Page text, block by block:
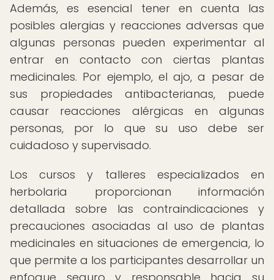
Además, es esencial tener en cuenta las
posibles alergias y reacciones adversas que
algunas personas pueden experimentar al
entrar en contacto con ciertas plantas
medicinales. Por ejemplo, el ajo, a pesar de
sus propiedades antibacterianas, puede
causar reacciones alérgicas en algunas
personas, por lo que su uso debe ser
cuidadoso y supervisado.
Los cursos y talleres especializados en
herbolaria proporcionan información
detallada sobre las contraindicaciones y
precauciones asociadas al uso de plantas
medicinales en situaciones de emergencia, lo
que permite a los participantes desarrollar un